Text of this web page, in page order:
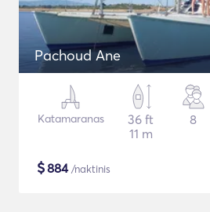
Pachoud Ane
Katamaranas
36 ft
11 m
8
$884/naktinis